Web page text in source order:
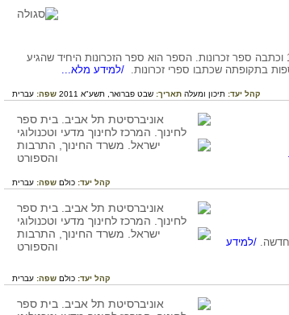
סיפורה של גליקל מהמלין, אשת עסקים שחיה בהמבורג בשלהי המאה ה-18 וכתבה ספר זכרונות. הספר הוא ספר הזכרונות היחיד שהגיע
בתקופתה שכתבו ספרי זכרונות. /למידע מלא...
קהל יעד: תיכון ומעלה תאריך: שבט פברואר, תשע"א 2011 שפה: עברית
קהל יעד: כולם שפה: עברית
/למידע
קהל יעד: כולם שפה: עברית